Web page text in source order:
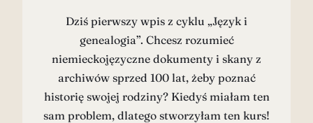
Dziś pierwszy wpis z cyklu „Język i
genealogia”. Chcesz rozumieć
niemieckojęzyczne dokumenty i skany z
archiwów sprzed 100 lat, żeby poznać
historię swojej rodziny? Kiedyś miałam ten
sam problem, dlatego stworzyłam ten kurs!